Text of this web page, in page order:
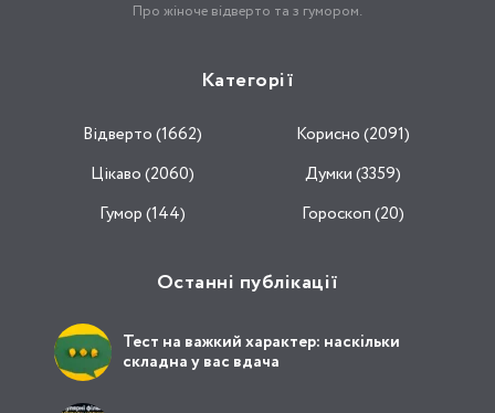
Про жіноче відверто та з гумором.
Категорії
Відвертo (1662)
Корисно (2091)
Цікаво (2060)
Думки (3359)
Гумор (144)
Гороскоп (20)
Останні публікації
Тест на важкий характер: наскільки
складна у вас вдача